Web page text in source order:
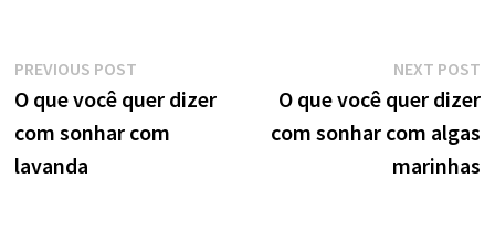
Navegação
de
artigos
PREVIOUS POSTPrevious
post:
O que você quer dizer
com sonhar com
lavanda
NEXT POST
O que você quer dizer
com sonhar com algas
marinhas